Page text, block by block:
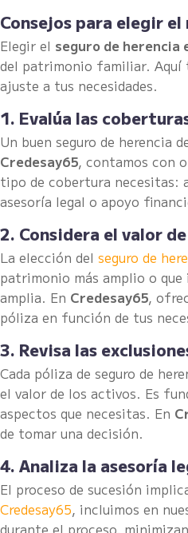
Consejos para elegir
Elegir el seguro de herencia
del patrimonio familiar. Aquí
ajuste a tus necesidades.
1. Evalúa las
Un buen seguro de herencia
Credesay65, contamos con
tipo de cobertura necesitas:
asesoría legal o apoyo
2. Considera el valor
La elección del seguro de
patrimonio más amplio o
amplia. En Credesay65,
póliza en función de tus
3. Revisa las
Cada póliza de seguro de
el valor de los activos. Es
aspectos que necesitas. En
de tomar una decisión.
4. Analiza la asesoría
El proceso de sucesión
Credesay65, incluimos en
durante el proceso,